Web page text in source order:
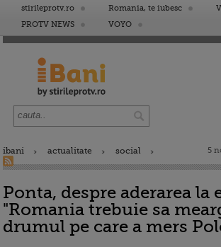
stirileprotv.ro Romania, te iubesc
PROTV NEWS
VOYO
ibani actualitate social
5
Ponta, despre aderarea la
"Romania trebuie sa
drumul pe care a mers